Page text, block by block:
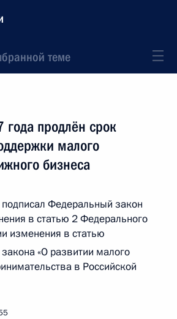
теме
продлён срок
малого
бизнеса
подписал Федеральный закон
в статью 2 Федерального
изменения в статью
«О развитии малого
в Российской